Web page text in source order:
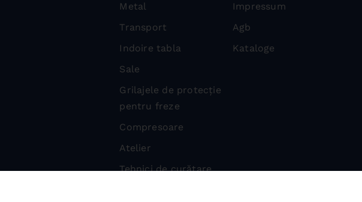
Metal
Transport
Indoire tabla
Sale
Grilajele de protecție
pentru freze
Compresoare
Atelier
Tehnici de curățare
Impressum
Agb
Kataloge